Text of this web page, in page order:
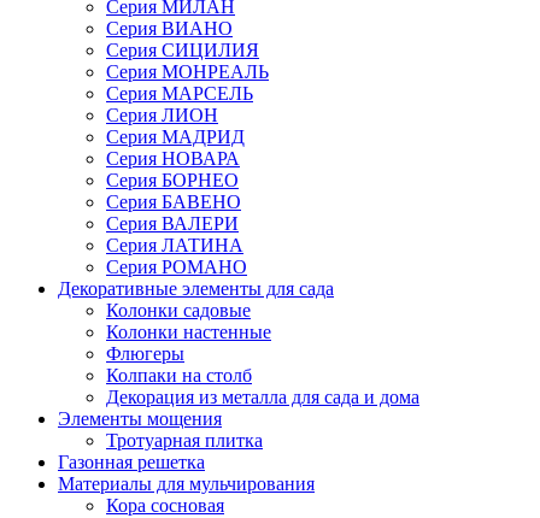
Серия МИЛАН
Серия ВИАНО
Серия СИЦИЛИЯ
Серия МОНРЕАЛЬ
Серия МАРСЕЛЬ
Серия ЛИОН
Серия МАДРИД
Серия НОВАРА
Серия БОРНЕО
Серия БАВЕНО
Серия ВАЛЕРИ
Серия ЛАТИНА
Серия РОМАНО
Декоративные элементы для сада
Колонки садовые
Колонки настенные
Флюгеры
Колпаки на столб
Декорация из металла для сада и дома
Элементы мощения
Тротуарная плитка
Газонная решетка
Материалы для мульчирования
Кора сосновая